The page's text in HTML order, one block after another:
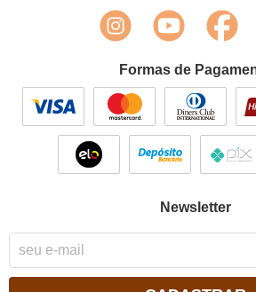
Formas de
Newsletter